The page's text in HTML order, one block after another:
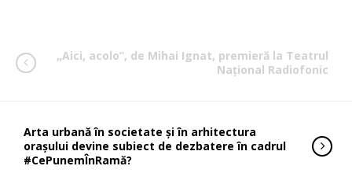
„Aici, acolo”, de Mihai Ignat, premieră la Teatrul
Național Radiofonic
Arta urbană în societate și în arhitectura
orașului devine subiect de dezbatere în cadrul
#CePunemÎnRamă?